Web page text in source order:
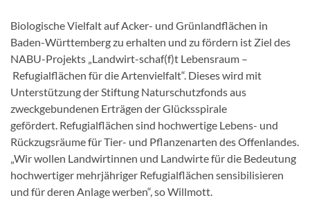
Biologische Vielfalt auf Acker- und Grünlandflächen in
Baden-Württemberg zu erhalten und zu fördern ist Ziel des
NABU-Projekts „Landwirt-schaf(f)t Lebensraum –
Refugialflächen für die Artenvielfalt“. Dieses wird mit
Unterstützung der Stiftung Naturschutzfonds aus
zweckgebundenen Erträgen der Glücksspirale
gefördert. Refugialflächen sind hochwertige Lebens- und
Rückzugsräume für Tier- und Pflanzenarten des Offenlandes.
„Wir wollen Landwirtinnen und Landwirte für die Bedeutung
hochwertiger mehrjähriger Refugialflächen sensibilisieren
und für deren Anlage werben“, so Willmott.